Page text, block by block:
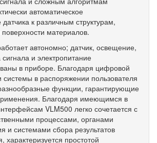
автоматическое
к различным структурам,
материалов.
автономно; датчик, освещение,
и электропитание
в приборе. Благодаря цифровой
системы в распоряжении пользователя
функции, гарантирующие
Благодаря имеющимся в
VLM500 легко сочетается с
процессами, органами
и системами сбора результатов
характеризуется простотой